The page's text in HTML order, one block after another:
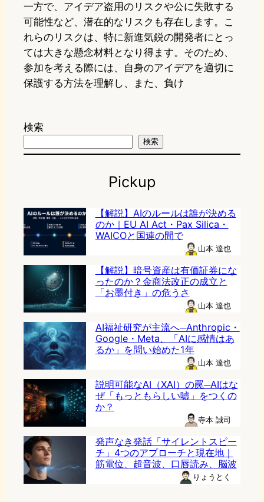
一方で、アイデア盗用のリスクや公に失敗する
可能性など、潜在的なリスクも存在します。こ
れらのリスクは、特に新進気鋭の開発者にとっ
ては大きな懸念材料となり得ます。そのため、
参加を考える際には、自身のアイデアを適切に
保護する方法を理解し、また、負け
検索
検索
Pickup
【解説】AIのルールは誰が決める
のか｜EU AI Act・Pax Silica・
WAICOと国連の間で
山本 達也
【解説】暗号資産は有価証券にな
ったのか？金商法改正の成立と
「お墨付き」の危うさ
山本 達也
AI福祉研究が主流へ─Anthropic・
Google・Meta、「AIに感情はあ
るか」を問い始めた1年
山本 達也
説明可能なAI（XAI）の罠─AIはな
ぜ「もっともらしい嘘」をつくの
か？
寺本 誠司
発声なき発話「サイレントスピー
チ」4つのアプローチと現在地｜
筋電位、超音波、口唇読み、脳波
りょうとく